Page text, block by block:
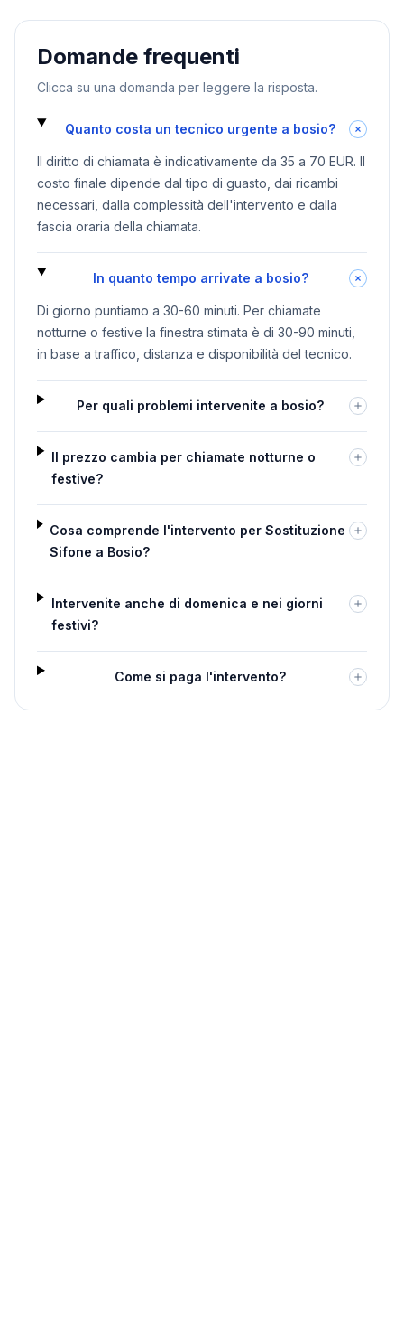
Domande frequenti
Clicca su una domanda per leggere la risposta.
Quanto costa un tecnico urgente a bosio?
Il diritto di chiamata è indicativamente da 35 a 70 EUR. Il
costo finale dipende dal tipo di guasto, dai ricambi
necessari, dalla complessità dell'intervento e dalla
fascia oraria della chiamata.
In quanto tempo arrivate a bosio?
Di giorno puntiamo a 30-60 minuti. Per chiamate
notturne o festive la finestra stimata è di 30-90 minuti,
in base a traffico, distanza e disponibilità del tecnico.
Per quali problemi intervenite a bosio?
Il prezzo cambia per chiamate notturne o
festive?
Cosa comprende l'intervento per Sostituzione
Sifone a Bosio?
Intervenite anche di domenica e nei giorni
festivi?
Come si paga l'intervento?